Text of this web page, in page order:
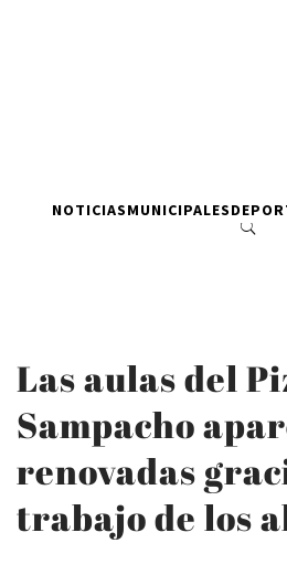
NOTICIASMUNICIPALES
Las aulas del
Sampacho
renovadas
trabajo de los